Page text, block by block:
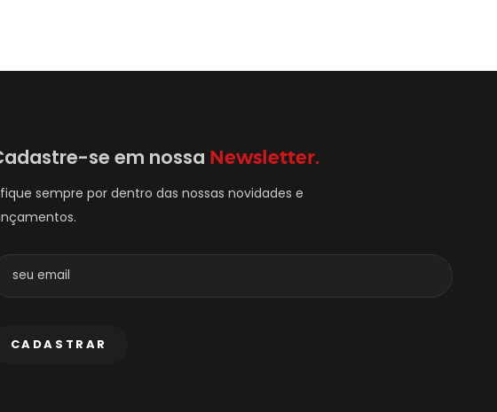
se em nossa Newsletter.
fique sempre por dentro das nossas novidades e